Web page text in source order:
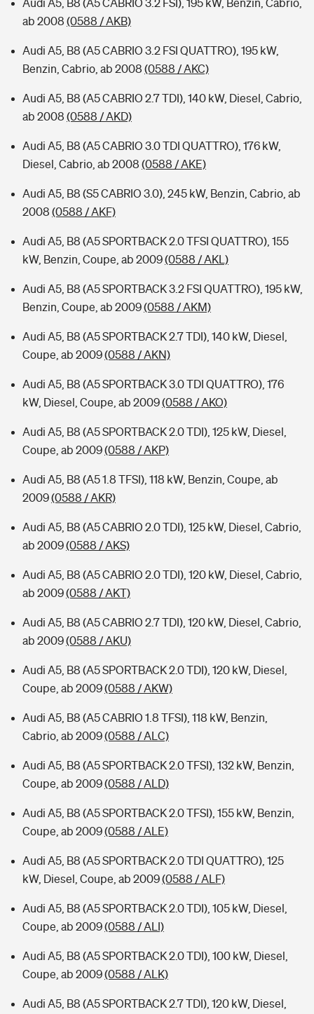
Audi A5, B8 (A5 CABRIO 3.2 FSI), 195 kW, Benzin, Cabrio,
ab 2008 (0588 / AKB)
Audi A5, B8 (A5 CABRIO 3.2 FSI QUATTRO), 195 kW,
Benzin, Cabrio, ab 2008 (0588 / AKC)
Audi A5, B8 (A5 CABRIO 2.7 TDI), 140 kW, Diesel, Cabrio,
ab 2008 (0588 / AKD)
Audi A5, B8 (A5 CABRIO 3.0 TDI QUATTRO), 176 kW,
Diesel, Cabrio, ab 2008 (0588 / AKE)
Audi A5, B8 (S5 CABRIO 3.0), 245 kW, Benzin, Cabrio, ab
2008 (0588 / AKF)
Audi A5, B8 (A5 SPORTBACK 2.0 TFSI QUATTRO), 155
kW, Benzin, Coupe, ab 2009(0588 / AKL)
Audi A5, B8 (A5 SPORTBACK 3.2 FSI QUATTRO), 195 kW,
Benzin, Coupe, ab 2009(0588 / AKM)
Audi A5, B8 (A5 SPORTBACK 2.7 TDI), 140 kW, Diesel,
Coupe, ab 2009(0588 / AKN)
Audi A5, B8 (A5 SPORTBACK 3.0 TDI QUATTRO), 176
kW, Diesel, Coupe, ab 2009(0588 / AKO)
Audi A5, B8 (A5 SPORTBACK 2.0 TDI), 125 kW, Diesel,
Coupe, ab 2009(0588 / AKP)
Audi A5, B8 (A5 1.8 TFSI), 118 kW, Benzin, Coupe, ab
2009(0588 / AKR)
Audi A5, B8 (A5 CABRIO 2.0 TDI), 125 kW, Diesel, Cabrio,
ab 2009(0588 / AKS)
Audi A5, B8 (A5 CABRIO 2.0 TDI), 120 kW, Diesel, Cabrio,
ab 2009(0588 / AKT)
Audi A5, B8 (A5 CABRIO 2.7 TDI), 120 kW, Diesel, Cabrio,
ab 2009(0588 / AKU)
Audi A5, B8 (A5 SPORTBACK 2.0 TDI), 120 kW, Diesel,
Coupe, ab 2009(0588 / AKW)
Audi A5, B8 (A5 CABRIO 1.8 TFSI), 118 kW, Benzin,
Cabrio, ab 2009(0588 / ALC)
Audi A5, B8 (A5 SPORTBACK 2.0 TFSI), 132 kW, Benzin,
Coupe, ab 2009(0588 / ALD)
Audi A5, B8 (A5 SPORTBACK 2.0 TFSI), 155 kW, Benzin,
Coupe, ab 2009(0588 / ALE)
Audi A5, B8 (A5 SPORTBACK 2.0 TDI QUATTRO), 125
kW, Diesel, Coupe, ab 2009(0588 / ALF)
Audi A5, B8 (A5 SPORTBACK 2.0 TDI), 105 kW, Diesel,
Coupe, ab 2009(0588 / ALI)
Audi A5, B8 (A5 SPORTBACK 2.0 TDI), 100 kW, Diesel,
Coupe, ab 2009(0588 / ALK)
Audi A5, B8 (A5 SPORTBACK 2.7 TDI), 120 kW, Diesel,